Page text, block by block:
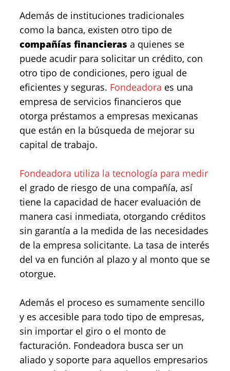
Además de instituciones tradicionales
como la banca, existen otro tipo de
compañías financieras a quienes se
puede acudir para solicitar un crédito, con
otro tipo de condiciones, pero igual de
eficientes y seguras. Fondeadora es una
empresa de servicios financieros que
otorga préstamos a empresas mexicanas
que están en la búsqueda de mejorar su
capital de trabajo.
Fondeadora utiliza la tecnología para medir
el grado de riesgo de una compañía, así
tiene la capacidad de hacer evaluación de
manera casi inmediata, otorgando créditos
sin garantía a la medida de las necesidades
de la empresa solicitante. La tasa de interés
del va en función al plazo y al monto que se
otorgue.
Además el proceso es sumamente sencillo
y es accesible para todo tipo de empresas,
sin importar el giro o el monto de
facturación. Fondeadora busca ser un
aliado y soporte para aquellos empresarios